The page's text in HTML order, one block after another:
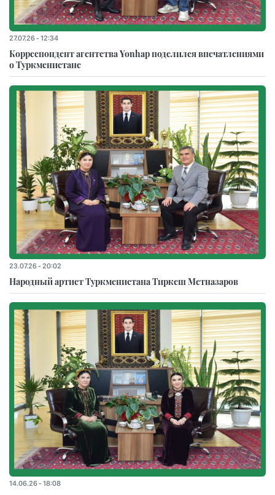
27.07.26 - 12:34
Корреспондент агентства Yonhap поделился впечатлениями
о Туркменистане
23.07.26 - 20:02
Народный артист Туркменистана Тиркеш Мeтназаров
14.06.26 - 18:08